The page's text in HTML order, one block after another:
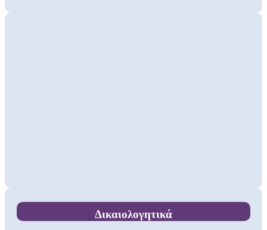
Δικαιολογητικά